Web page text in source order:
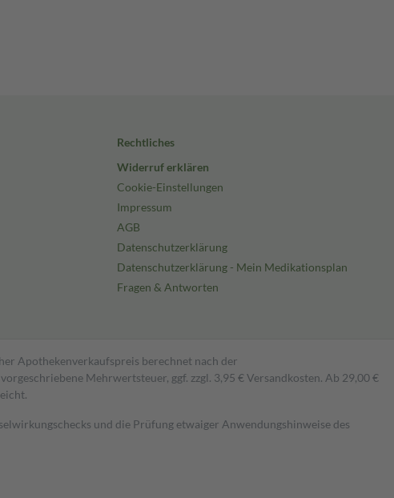
Rechtliches
Widerruf erklären
Cookie-Einstellungen
Impressum
AGB
Datenschutzerklärung
Datenschutzerklärung - Mein Medikationsplan
Fragen & Antworten
Apothekenverkaufspreis berechnet nach der
Mehrwertsteuer, ggf. zzgl. 3,95 € Versandkosten. Ab 29,00 €
und die Prüfung etwaiger Anwendungshinweise des